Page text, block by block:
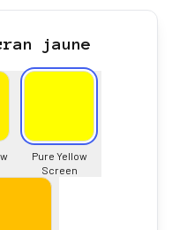
jaune
Pure Yellow
Screen